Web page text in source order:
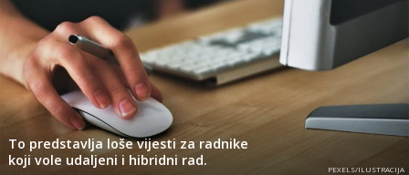
To predstavlja loše vijesti za radnike
koji vole udaljeni i hibridni rad.
PEXELS/ILUSTRACIJA